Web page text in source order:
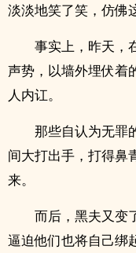
淡淡地笑了笑，仿佛
事实上，昨天，
声势，以墙外埋伏着
人内讧。
那些自认为无罪
间大打出手，打得鼻
来。
而后，黑夫又变
逼迫他们也将自己绑